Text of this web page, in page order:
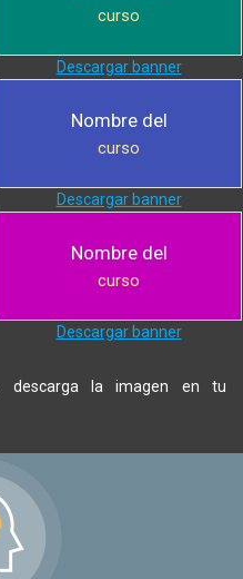
curso
Descargar banner
Nombre del
curso
Descargar banner
Nombre del
curso
Descargar banner
descarga la imagen en tu